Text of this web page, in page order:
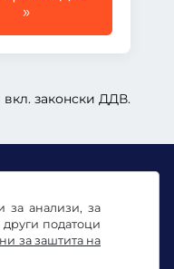
за анализи, за
податоци
за заштита на
»
вкл. законски ДДВ.